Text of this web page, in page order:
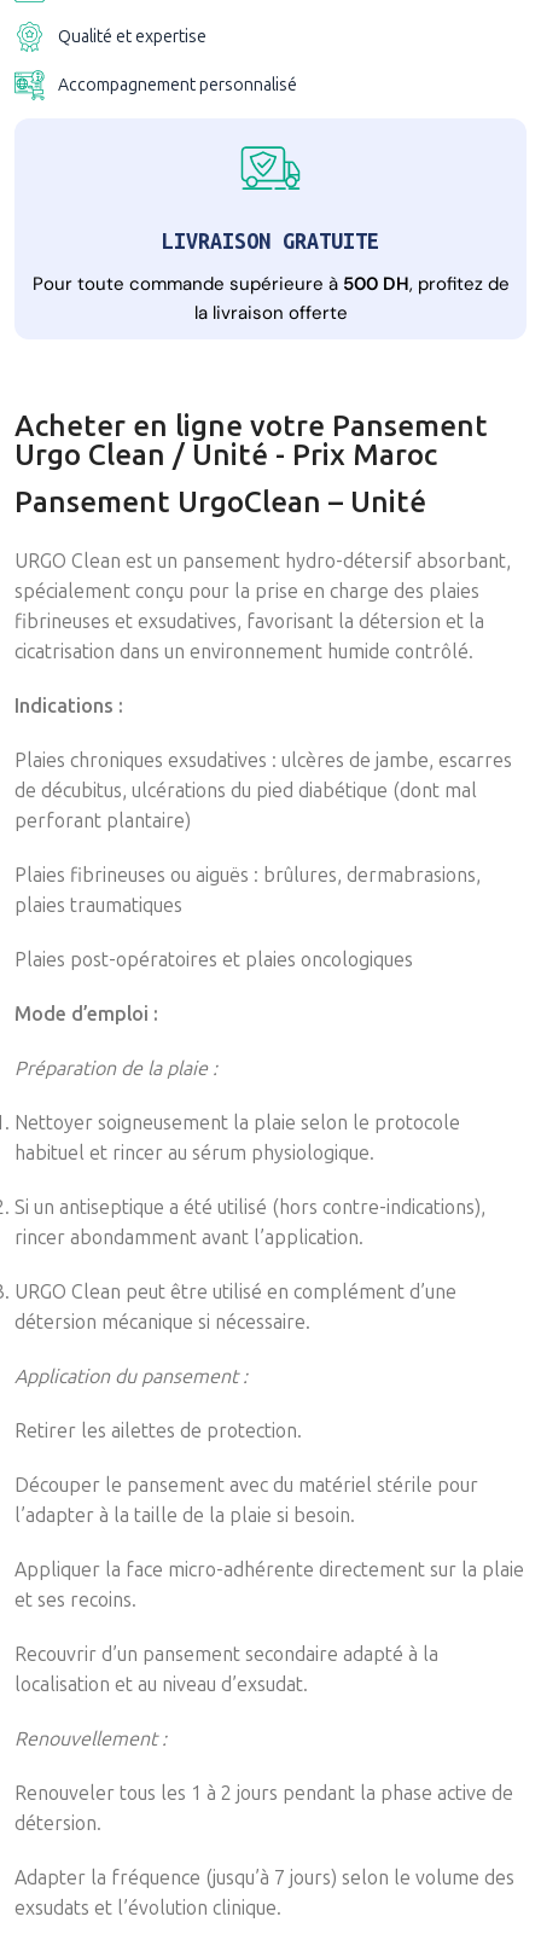
Qualité et expertise
Accompagnement personnalisé
LIVRAISON GRATUITE
Pour toute commande supérieure à 500 DH, profitez de
la livraison offerte
Acheter en ligne votre Pansement
Urgo Clean / Unité - Prix Maroc
Pansement UrgoClean – Unité
URGO Clean est un pansement hydro-détersif absorbant,
spécialement conçu pour la prise en charge des plaies
fibrineuses et exsudatives, favorisant la détersion et la
cicatrisation dans un environnement humide contrôlé.
Indications :
Plaies chroniques exsudatives : ulcères de jambe, escarres
de décubitus, ulcérations du pied diabétique (dont mal
perforant plantaire)
Plaies fibrineuses ou aiguës : brûlures, dermabrasions,
plaies traumatiques
Plaies post-opératoires et plaies oncologiques
Mode d’emploi :
Préparation de la plaie :
Nettoyer soigneusement la plaie selon le protocole
habituel et rincer au sérum physiologique.
Si un antiseptique a été utilisé (hors contre-indications),
rincer abondamment avant l’application.
URGO Clean peut être utilisé en complément d’une
détersion mécanique si nécessaire.
Application du pansement :
Retirer les ailettes de protection.
Découper le pansement avec du matériel stérile pour
l’adapter à la taille de la plaie si besoin.
Appliquer la face micro-adhérente directement sur la plaie
et ses recoins.
Recouvrir d’un pansement secondaire adapté à la
localisation et au niveau d’exsudat.
Renouvellement :
Renouveler tous les 1 à 2 jours pendant la phase active de
détersion.
Adapter la fréquence (jusqu’à 7 jours) selon le volume des
exsudats et l’évolution clinique.